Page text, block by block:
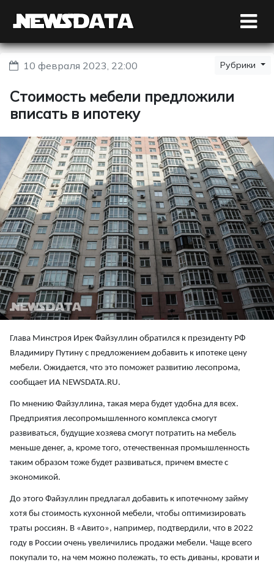
10 февраля 2023, 22:00 Рубрики
Стоимость мебели предложили
вписать в ипотеку
Глава Минстроя Ирек Файзуллин обратился к президенту РФ
Владимиру Путину с предложением добавить к ипотеке цену
мебели. Ожидается, что это поможет развитию лесопрома,
сообщает ИА NEWSDATA.RU.
По мнению Файзуллина, такая мера будет удобна для всех.
Предприятия лесопромышленного комплекса смогут
развиваться, будущие хозяева смогут потратить на мебель
меньше денег, а, кроме того, отечественная промышленность
таким образом тоже будет развиваться, причем вместе с
экономикой.
До этого Файзуллин предлагал добавить к ипотечному займу
хотя бы стоимость кухонной мебели, чтобы оптимизировать
траты россиян. В «Авито», например, подтвердили, что в 2022
году в России очень увеличились продажи мебели. Чаще всего
покупали то, на чем можно полежать, то есть диваны, кровати и